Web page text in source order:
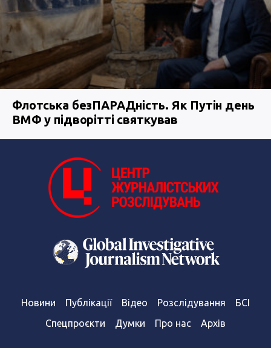
Флотська безПАРАДність. Як Путін день
ВМФ у підворітті святкував
Новини Публікації Відео Розслідування
БСІ
Спецпроєкти
Думки Про нас Архів